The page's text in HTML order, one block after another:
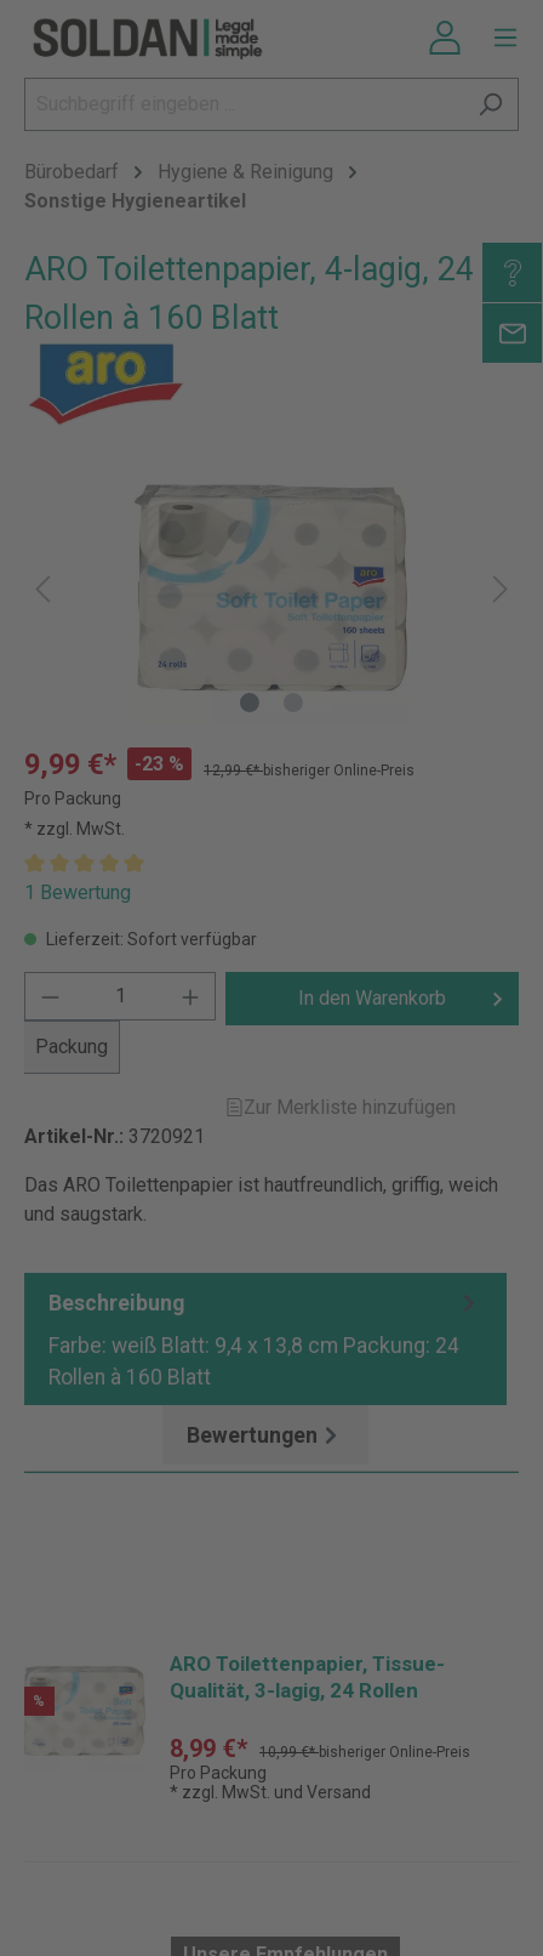
Bürobedarf
Hygiene & Reinigung
Sonstige Hygieneartikel
ARO Toilettenpapier, 4-lagig, 24
Rollen à 160 Blatt
9,99 €* -23 % 12,99 €*bisheriger Online-Preis
Pro Packung
* zzgl. MwSt.
1 Bewertung
Lieferzeit: Sofort verfügbar
Packung
In den Warenkorb
Zur Merkliste hinzufügen
Artikel-Nr.: 3720921
Das ARO Toilettenpapier ist hautfreundlich, griffig, weich
und saugstark.
Beschreibung
Farbe: weiß Blatt: 9,4 x 13,8 cm Packung: 24
Rollen à 160 Blatt
Bewertungen
%
ARO Toilettenpapier, Tissue-
Qualität, 3-lagig, 24 Rollen
8,99 €* 10,99 €*bisheriger Online-Preis
Pro Packung
* zzgl. MwSt. und Versand